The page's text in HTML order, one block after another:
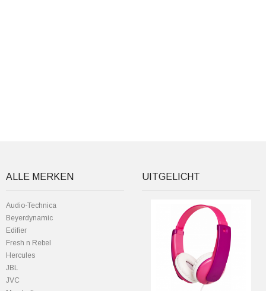
ALLE MERKEN
Audio-Technica
Beyerdynamic
Edifier
Fresh n Rebel
Hercules
JBL
JVC
UITGELICHT